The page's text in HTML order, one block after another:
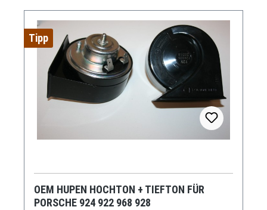
Tipp
OEM HUPEN HOCHTON + TIEFTON FÜR
PORSCHE 924 922 968 928